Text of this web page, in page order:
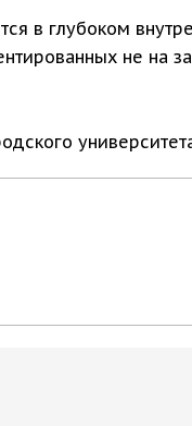
в глубоком
не на